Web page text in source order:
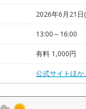
2026年6月21日
13:00～16:00
有料 1,000円
公式サイトほ